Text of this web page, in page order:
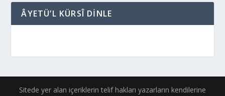
ÂYETÜ’L KÜRSÎ DINLE
Sitede yer alan içeriklerin telif hakları yazarların kendilerine